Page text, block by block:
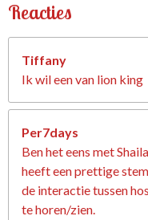
Reacties
Tiffany
Ik wil een van lion king
Per7days
Ben het eens met
heeft een prettige
de interactie tussen
te horen/zien.